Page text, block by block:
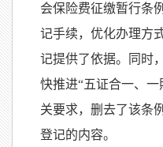
会保险费征缴暂行条
记手续，优化办理方
记提供了依据。同时
快推进“五证合一、
关要求，删去了该条
登记的内容。